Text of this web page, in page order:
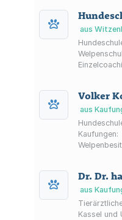
aus
aus
Kaufungen:
Dr. Dr.
aus
Kassel und